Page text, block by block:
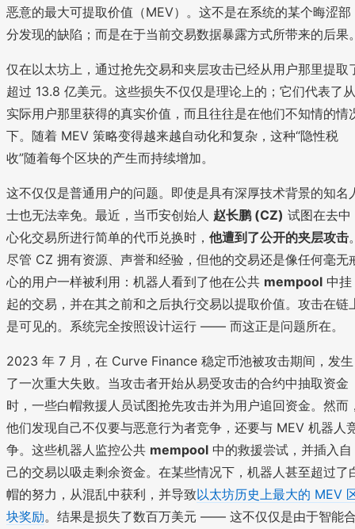
恶意的最大可提取价值（MEV）。这不是在系统的某个晦涩部
分发现的缺陷；而是在于当前交易数据暴露方式所带来的后果
仅在以太坊上，通过抢先交易和夹层攻击已经从用户那里提取
超过 13.8 亿美元。这些损失不仅仅是理论上的；它们代表了从
实际用户那里获得的真实价值，而且往往是在他们不知情的情
下。随着 MEV 策略变得越来越自动化和复杂，这种“隐性税
收”随着每个区块的产生而持续增加。
这不仅仅是普通用户的问题。即使是具有深厚技术背景的知名
士也无法幸免。最近，当币安创始人 赵长鹏 (CZ) 试图在去中
心化交易所进行简单的代币兑换时， 他遭到了公开的夹层攻击
尽管 CZ 拥有资源、声誉和经验，但他的交易还是像任何毫无
心的用户一样被利用：机器人看到了他在公共 mempool 中挂
起的交易，并在其之前和之后执行交易以提取价值。攻击在链
是可见的。系统完全按照设计运行 —— 而这正是问题所在。
2023 年 7 月，在 Curve Finance 稳定币池被攻击期间，发生
了一次重大失败。当攻击者开始从易受攻击的合约中抽取资金
时，一些白帽救援人员试图抢先攻击并为用户追回资金。然而
他们发现自己不仅要与恶意行为者竞争，还要与 MEV 机器人
争。这些机器人监控公共 mempool 中的救援尝试，并插入自
己的交易以吸走剩余资金。在某些情况下，机器人甚至超过了
帽的努力，从混乱中获利，并导致以太坊历史上最大的 MEV
块奖励。结果是损失了数百万美元 —— 这不仅仅是由于智能